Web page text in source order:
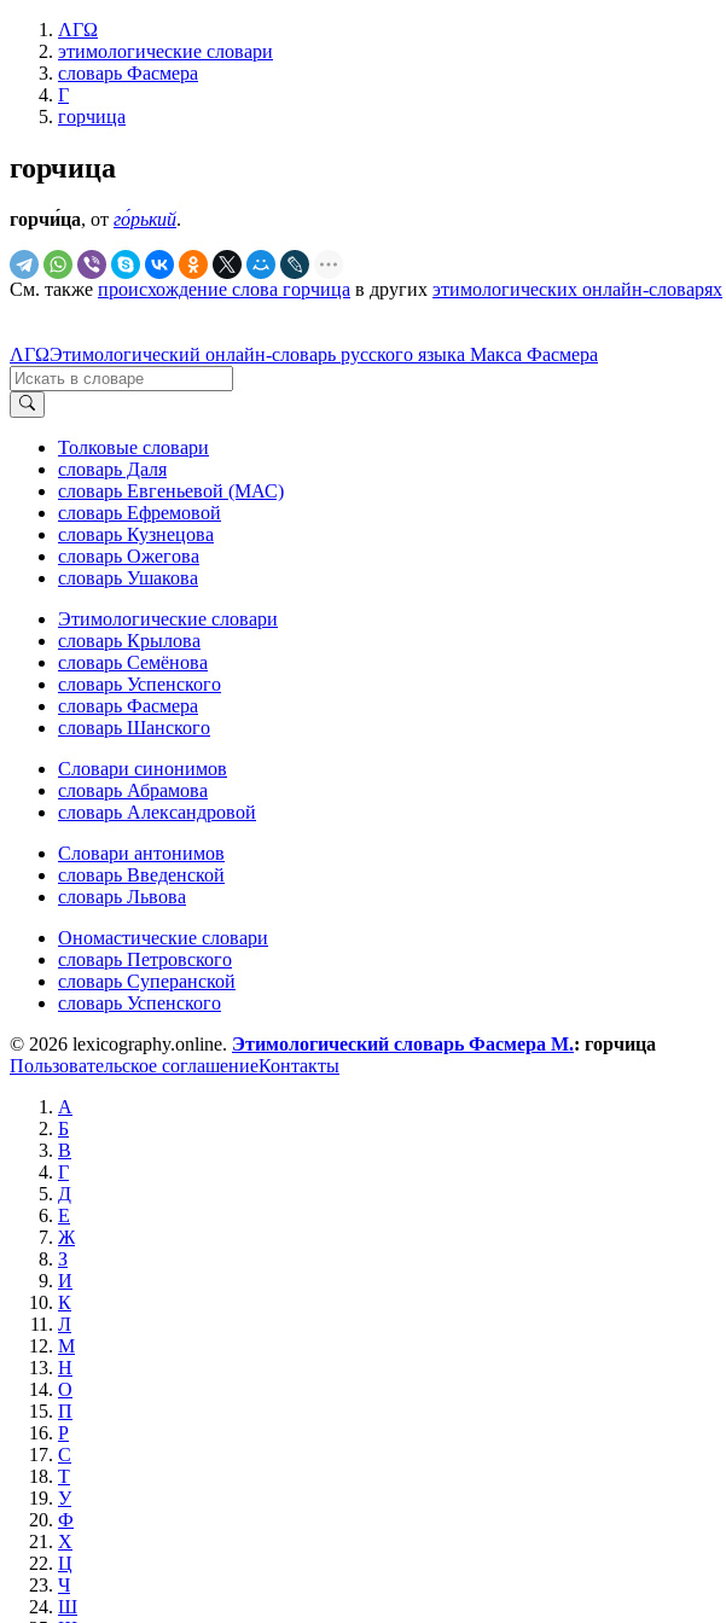
ΛΓΩ
этимологические словари
словарь Фасмера
Г
горчица
горчица
горчи́ца, от го́рький.
См. также происхождение слова горчица в других этимологических онлайн-словарях
ΛΓΩЭтимологический онлайн-словарь русского языка Макса Фасмера
Толковые словари
словарь Даля
словарь Евгеньевой (МАС)
словарь Ефремовой
словарь Кузнецова
словарь Ожегова
словарь Ушакова
Этимологические словари
словарь Крылова
словарь Семёнова
словарь Успенского
словарь Фасмера
словарь Шанского
Словари синонимов
словарь Абрамова
словарь Александровой
Словари антонимов
словарь Введенской
словарь Львова
Ономастические словари
словарь Петровского
словарь Суперанской
словарь Успенского
© 2026 lexicography.online. Этимологический словарь Фасмера М.: горчица
Пользовательское соглашениеКонтакты
А
Б
В
Г
Д
Е
Ж
З
И
К
Л
М
Н
О
П
Р
С
Т
У
Ф
Х
Ц
Ч
Ш